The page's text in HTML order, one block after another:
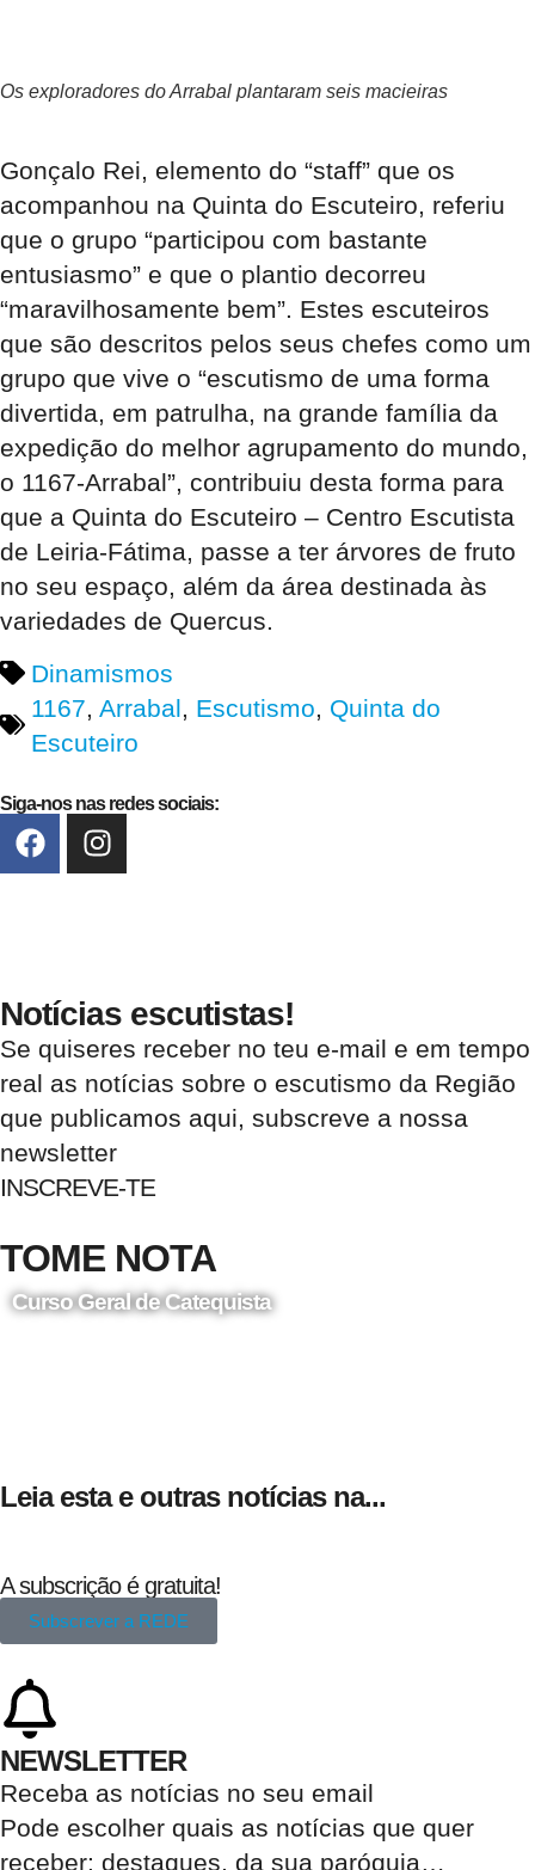
Os exploradores do Arrabal plantaram seis macieiras
Gonçalo Rei, elemento do “staff” que os
acompanhou na Quinta do Escuteiro, referiu
que o grupo “participou com bastante
entusiasmo” e que o plantio decorreu
“maravilhosamente bem”. Estes escuteiros
que são descritos pelos seus chefes como um
grupo que vive o “escutismo de uma forma
divertida, em patrulha, na grande família da
expedição do melhor agrupamento do mundo,
o 1167-Arrabal”, contribuiu desta forma para
que a Quinta do Escuteiro – Centro Escutista
de Leiria-Fátima, passe a ter árvores de fruto
no seu espaço, além da área destinada às
variedades de Quercus.
Dinamismos
1167 Arrabal Escutismo
Quinta do
Escuteiro
Siga-nos nas redes sociais:
Notícias escutistas!
Se quiseres receber no teu e-mail e em tempo
real as notícias sobre o escutismo da Região
que publicamos aqui, subscreve a nossa
newsletter
INSCREVE-TE
TOME NOTA
Curso Geral de Catequista
Leia esta e outras notícias na...
A subscrição é gratuita!
Subscrever a REDE
NEWSLETTER
Receba as notícias no seu email​
Pode escolher quais as notícias que quer
receber: destaques, da sua paróquia…